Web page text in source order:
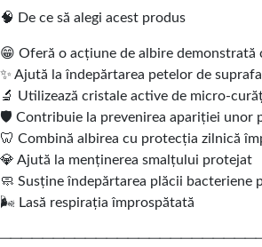
🧠 De ce să alegi acest produs
😁 Oferă o acțiune de albire demonstrată
✨ Ajută la îndepărtarea petelor de
🔬 Utilizează cristale active de micro-
🛡️ Contribuie la prevenirea apariției unor
🦷 Combină albirea cu protecția zilnică
💎 Ajută la menținerea smalțului protejat
🧼 Susține îndepărtarea plăcii bacteriene
🌬️ Lasă respirația împrospătată